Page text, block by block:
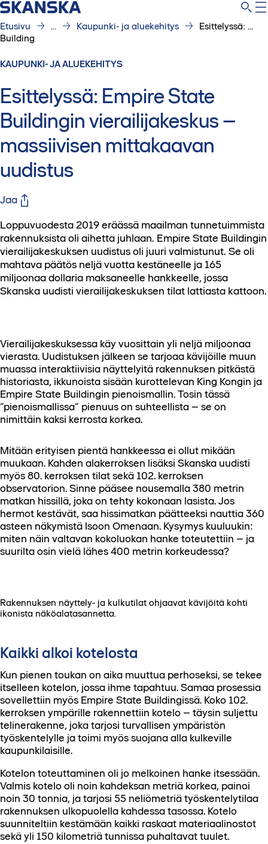
Etusivu ... Kaupunki- ja aluekehitys
Esittelyssä: ...
Building
KAUPUNKI- JA ALUEKEHITYS
Esittelyssä: Empire State
Buildingin vierailijakeskus –
massiivisen mittakaavan
uudistus
Jaa
Loppuvuodesta 2019 eräässä maailman tunnetuimmista
rakennuksista oli aihetta juhlaan. Empire State Buildingin
vierailijakeskuksen uudistus oli juuri valmistunut. Se oli
mahtava päätös neljä vuotta kestäneelle ja 165
miljoonaa dollaria maksaneelle hankkeelle, jossa
Skanska uudisti vierailijakeskuksen tilat lattiasta kattoon.
Vierailijakeskuksessa käy vuosittain yli neljä miljoonaa
vierasta. Uudistuksen jälkeen se tarjoaa kävijöille muun
muassa interaktiivisia näyttelyitä rakennuksen pitkästä
historiasta, ikkunoista sisään kurottelevan King Kongin ja
Empire State Buildingin pienoismallin. Tosin tässä
”pienoismallissa” pienuus on suhteellista – se on
nimittäin kaksi kerrosta korkea.
Mitään erityisen pientä hankkeessa ei ollut mikään
muukaan. Kahden alakerroksen lisäksi Skanska uudisti
myös 80. kerroksen tilat sekä 102. kerroksen
observatorion. Sinne pääsee nousemalla 380 metrin
matkan hissillä, joka on tehty kokonaan lasista. Jos
hermot kestävät, saa hissimatkan päätteeksi nauttia 360
asteen näkymistä Isoon Omenaan. Kysymys kuuluukin:
miten näin valtavan kokoluokan hanke toteutettiin – ja
suurilta osin vielä lähes 400 metrin korkeudessa?
Rakennuksen näyttely- ja kulkutilat ohjaavat kävijöitä kohti
ikonista näköalatasannetta.
Kaikki alkoi kotelosta
Kun pienen toukan on aika muuttua perhoseksi, se tekee
itselleen kotelon, jossa ihme tapahtuu. Samaa prosessia
sovellettiin myös Empire State Buildingissä. Koko 102.
kerroksen ympärille rakennettiin kotelo – täysin suljettu
telinerakenne, joka tarjosi turvallisen ympäristön
työskentelylle ja toimi myös suojana alla kulkeville
kaupunkilaisille.
Kotelon toteuttaminen oli jo melkoinen hanke itsessään.
Valmis kotelo oli noin kahdeksan metriä korkea, painoi
noin 30 tonnia, ja tarjosi 55 neliömetriä työskentelytilaa
rakennuksen ulkopuolella kahdessa tasossa. Kotelo
suunniteltiin kestämään kaikki raskaat materiaalinostot
sekä yli 150 kilometriä tunnissa puhaltavat tuulet.